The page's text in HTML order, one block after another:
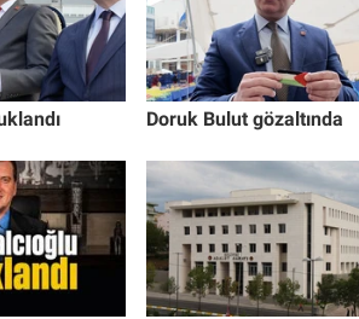
Doruk Bulut gözaltında